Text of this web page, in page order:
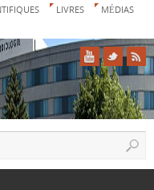
LIVRES
MÉDIAS